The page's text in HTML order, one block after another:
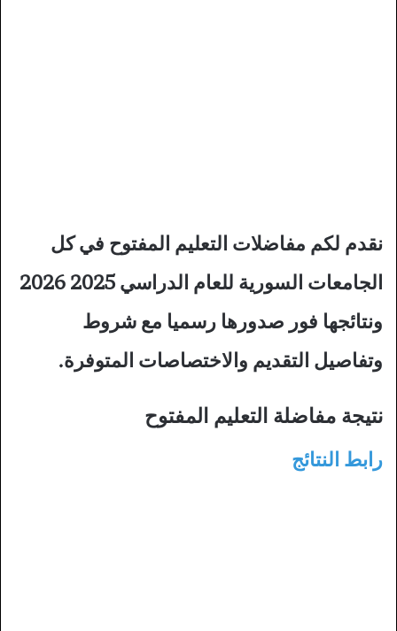
نقدم لكم مفاضلات التعليم المفتوح في كل
الجامعات السورية للعام الدراسي 2025 2026
ونتائجها فور صدورها رسميا مع شروط
وتفاصيل التقديم والاختصاصات المتوفرة.
نتيجة مفاضلة التعليم المفتوح
رابط النتائج